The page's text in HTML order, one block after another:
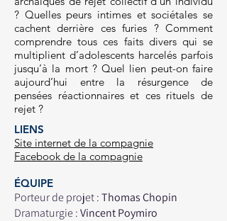
? Quelles peurs intimes et sociétales se
cachent derrière ces furies ? Comment
comprendre tous ces faits divers qui se
multiplient d’adolescents harcelés parfois
jusqu’à la mort ? Quel lien peut-on faire
aujourd’hui entre la résurgence de
pensées réactionnaires et ces rituels de
rejet ?
LIENS
Site internet de la compagnie
Facebook de la compagnie
ÉQUIPE
Porteur de projet :Thomas Chopin
Dramaturgie:Vincent Poymiro